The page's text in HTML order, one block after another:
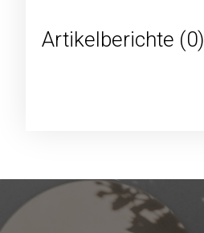
Artikelberichte (0)